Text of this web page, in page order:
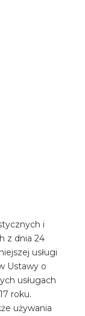
i
z dnia 24
usługi
Ustawy o
usługach
roku.
używania